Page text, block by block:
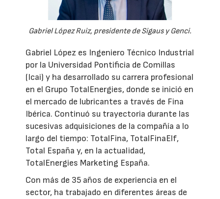
Gabriel López Ruiz, presidente de Sigaus y Genci.
Gabriel López es Ingeniero Técnico Industrial
por la Universidad Pontificia de Comillas
(Icai) y ha desarrollado su carrera profesional
en el Grupo TotalEnergies, donde se inició en
el mercado de lubricantes a través de Fina
Ibérica. Continuó su trayectoria durante las
sucesivas adquisiciones de la compañía a lo
largo del tiempo: TotalFina, TotalFinaElf,
Total España y, en la actualidad,
TotalEnergies Marketing España.
Con más de 35 años de experiencia en el
sector, ha trabajado en diferentes áreas de